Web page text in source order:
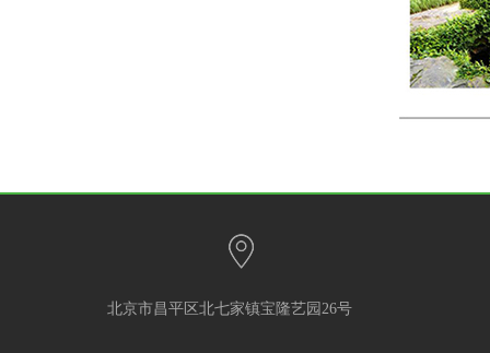
北京市昌平区北七家镇宝隆艺园26号